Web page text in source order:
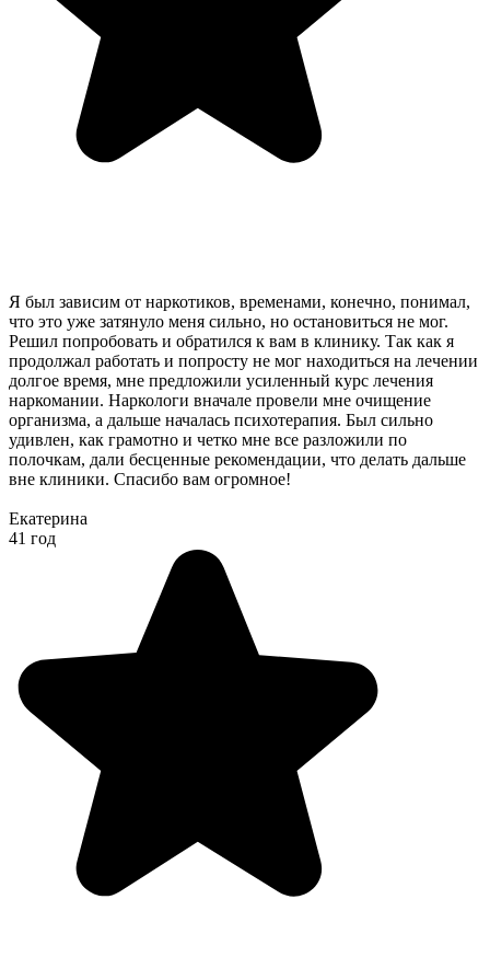
Я был зависим от наркотиков, временами, конечно, понимал,
что это уже затянуло меня сильно, но остановиться не мог.
Решил попробовать и обратился к вам в клинику. Так как я
продолжал работать и попросту не мог находиться на лечении
долгое время, мне предложили усиленный курс лечения
наркомании. Наркологи вначале провели мне очищение
организма, а дальше началась психотерапия. Был сильно
удивлен, как грамотно и четко мне все разложили по
полочкам, дали бесценные рекомендации, что делать дальше
вне клиники. Спасибо вам огромное!
Екатерина
41 год